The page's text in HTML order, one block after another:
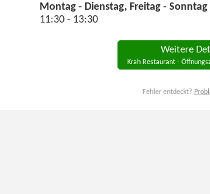
Montag - Dienstag, Freitag - Sonntag
11:30 - 13:30
Weitere
Krah Restaurant -
Fehler entdeckt?